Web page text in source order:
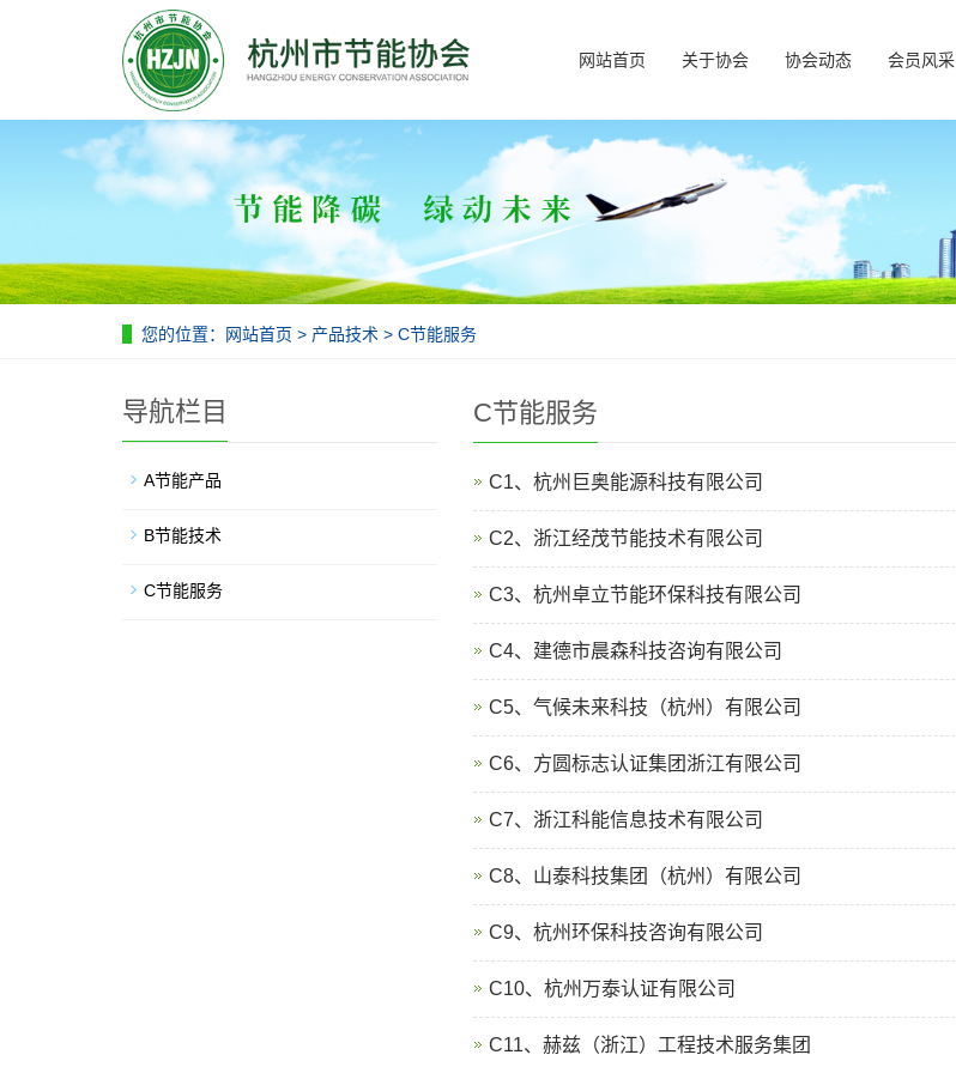
网站首页 关于协会 协会动态 会员风采
您的位置： 网站首页 > 产品技术 > C节能服务
C节能服务
C1、杭州巨奥能源科技有限公司
C2、浙江经茂节能技术有限公司
C3、杭州卓立节能环保科技有限公司
C4、建德市晨森科技咨询有限公司
C5、气候未来科技（杭州）有限公司
C6、方圆标志认证集团浙江有限公司
C7、浙江科能信息技术有限公司
C8、山泰科技集团（杭州）有限公司
C9、杭州环保科技咨询有限公司
C10、杭州万泰认证有限公司
C11、赫兹（浙江）工程技术服务集团
导航栏目
A节能产品
B节能技术
C节能服务